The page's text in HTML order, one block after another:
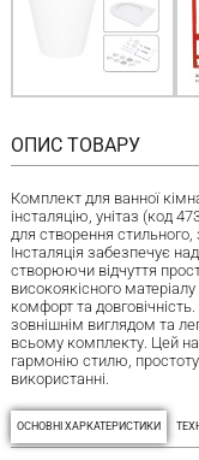
ОПИС ТОВАРУ
Комплект для ванної
інсталяцію, унітаз (код
для створення стильного,
Інсталяція забезпечує
створюючи відчуття
високоякісного
комфорт та
зовнішнім виглядом та
всьому комплекту. Цей
гармонію стилю,
використанні.
ОСНОВНІ ХАРКАТЕРИСТИКИ